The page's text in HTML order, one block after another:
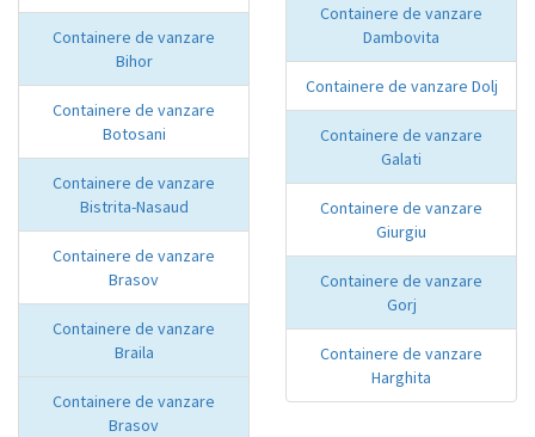
Containere de vanzare
Bihor
Containere de vanzare
Botosani
Containere de vanzare
Bistrita-Nasaud
Containere de vanzare
Brasov
Containere de vanzare
Braila
Containere de vanzare
Brasov
Containere de vanzare
Dambovita
Containere de vanzare Dolj
Containere de vanzare
Galati
Containere de vanzare
Giurgiu
Containere de vanzare
Gorj
Containere de vanzare
Harghita